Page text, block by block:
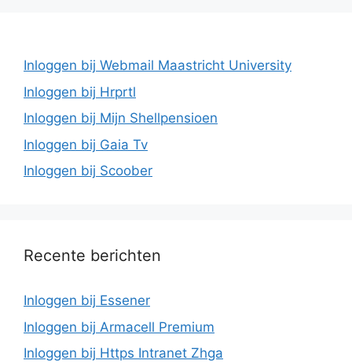
Inloggen bij Webmail Maastricht University
Inloggen bij Hrprtl
Inloggen bij Mijn Shellpensioen
Inloggen bij Gaia Tv
Inloggen bij Scoober
Recente berichten
Inloggen bij Essener
Inloggen bij Armacell Premium
Inloggen bij Https Intranet Zhga